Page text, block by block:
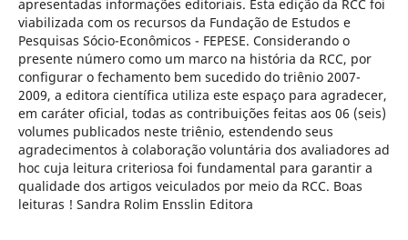
apresentadas informações editoriais. Esta edição da RCC foi
viabilizada com os recursos da Fundação de Estudos e
Pesquisas Sócio-Econômicos - FEPESE. Considerando o
presente número como um marco na história da RCC, por
configurar o fechamento bem sucedido do triênio 2007-
2009, a editora científica utiliza este espaço para agradecer,
em caráter oficial, todas as contribuições feitas aos 06 (seis)
volumes publicados neste triênio, estendendo seus
agradecimentos à colaboração voluntária dos avaliadores ad
hoc cuja leitura criteriosa foi fundamental para garantir a
qualidade dos artigos veiculados por meio da RCC. Boas
leituras ! Sandra Rolim Ensslin Editora